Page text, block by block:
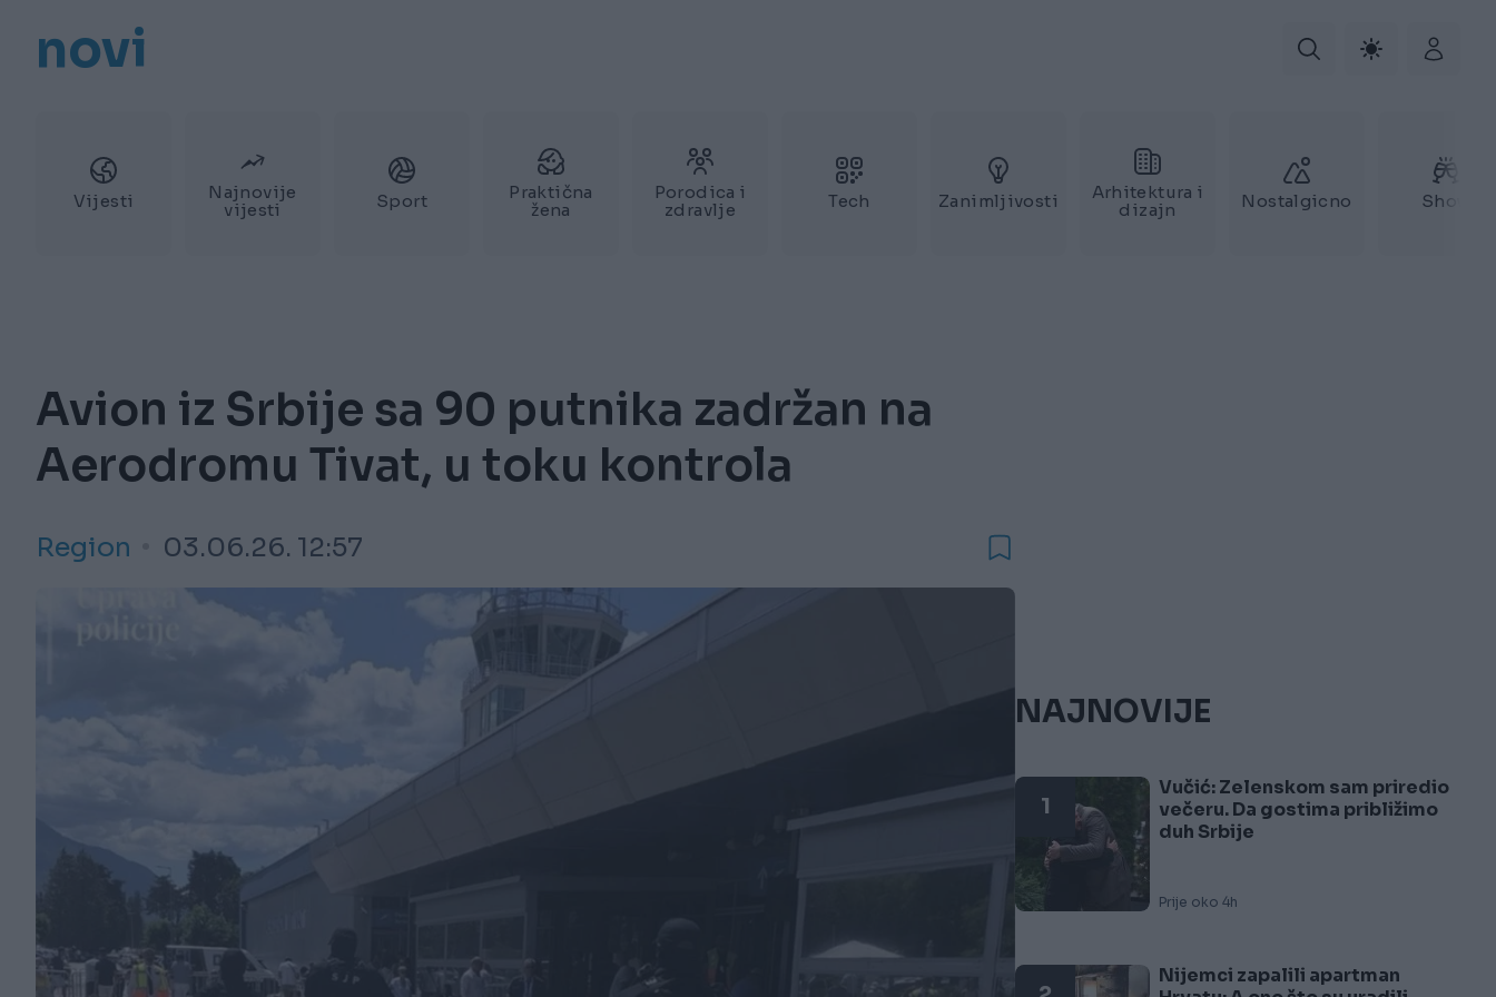
novi
Vijesti
Najnovije
vijesti
Sport
Praktična
žena
Porodica i
zdravlje
Tech Zanimljivosti
Arhitektura i
dizajn
Nostalgicno Show
Avion iz Srbije sa 90 putnika zadržan na
Aerodromu Tivat, u toku kontrola
Region 03.06.26. 12:57
NAJNOVIJE
1
Vučić: Zelenskom sam priredio
večeru. Da gostima približimo
duh Srbije
Prije oko 4h
Nijemci zapalili apartman